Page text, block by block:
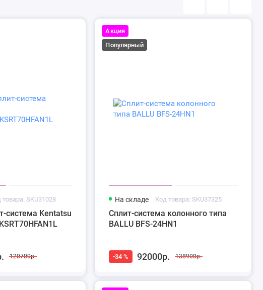
товара: SKU31028
система Kentatsu
120700р.
Акция
Популярный
На складе Код товара: SKU37325
Сплит-система колонного типа
BALLU BFS-24HN1
-34 % 92000р. 138900р.